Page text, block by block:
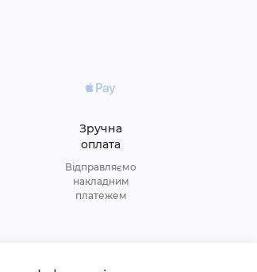
Зручна
оплата
Відправляємо
накладним
платежем